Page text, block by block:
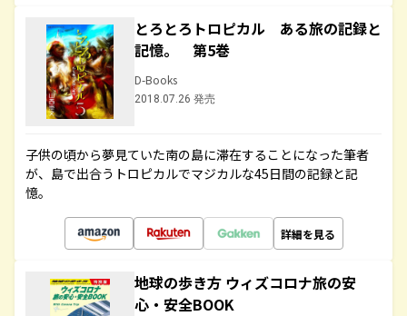
とろとろトロピカル ある旅の記録と
記憶。 第5巻
D-Books
2018.07.26 発売
子供の頃から夢見ていた南の島に滞在することになった筆者
が、島で出合うトロピカルでマジカルな45日間の記録と記
憶。
詳細を見る
地球の歩き方 ウィズコロナ旅の安
心・安全BOOK